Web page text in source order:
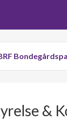
&